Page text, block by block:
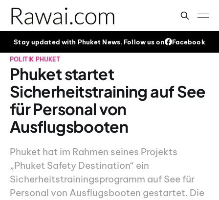
Stay updated with Phuket News. Follow us on Facebook
POLITIK PHUKET
Phuket startet
Sicherheitstraining auf See
für Personal von
Ausflugsbooten
Phuket hat im Rahmen seines Projekts
„Phuket Safety Destination“ ein
Sicherheitstrainingsprogramm auf See für
Personal von Ausflugsbooten gestartet. Die